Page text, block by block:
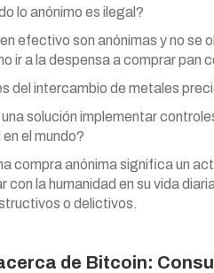
lo anónimo es ilegal?
efectivo son anónimas y no se
ir a la despensa a comprar pan
del intercambio de metales
solución implementar
el mundo?
compra anónima significa un
con la humanidad en su vida
o delictivos.
de Bitcoin: